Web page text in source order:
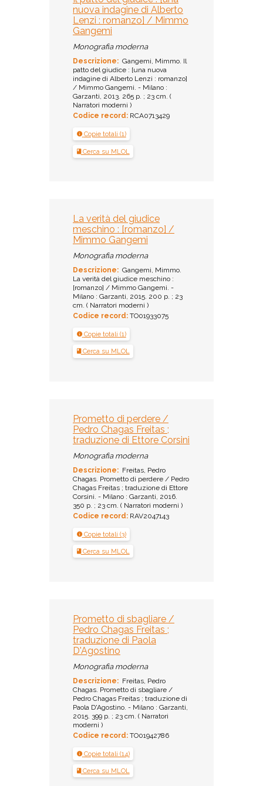
nuova indagine di Alberto
Lenzi : romanzo] / Mimmo
Gangemi
Monografia moderna
Descrizione: Gangemi, Mimmo. Il
patto del giudice : [una nuova
indagine di Alberto Lenzi : romanzo]
/ Mimmo Gangemi. - Milano :
Garzanti, 2013. 265 p. ; 23 cm. (
Narratori moderni )
Codice record: RCA0713429
Copie totali (1)
Cerca su MLOL
La verità del giudice
meschino : [romanzo] /
Mimmo Gangemi
Monografia moderna
Descrizione: Gangemi, Mimmo.
La verità del giudice meschino :
[romanzo] / Mimmo Gangemi. -
Milano : Garzanti, 2015. 200 p. ; 23
cm. ( Narratori moderni )
Codice record: TO01933075
Copie totali (1)
Cerca su MLOL
Prometto di perdere /
Pedro Chagas Freitas ;
traduzione di Ettore Corsini
Monografia moderna
Descrizione: Freitas, Pedro
Chagas. Prometto di perdere / Pedro
Chagas Freitas ; traduzione di Ettore
Corsini. - Milano : Garzanti, 2016.
350 p. ; 23 cm. ( Narratori moderni )
Codice record: RAV2047143
Copie totali (3)
Cerca su MLOL
Prometto di sbagliare /
Pedro Chagas Freitas ;
traduzione di Paola
D'Agostino
Monografia moderna
Descrizione: Freitas, Pedro
Chagas. Prometto di sbagliare /
Pedro Chagas Freitas ; traduzione di
Paola D'Agostino. - Milano : Garzanti,
2015. 399 p. ; 23 cm. ( Narratori
moderni )
Codice record: TO01942786
Copie totali (14)
Cerca su MLOL